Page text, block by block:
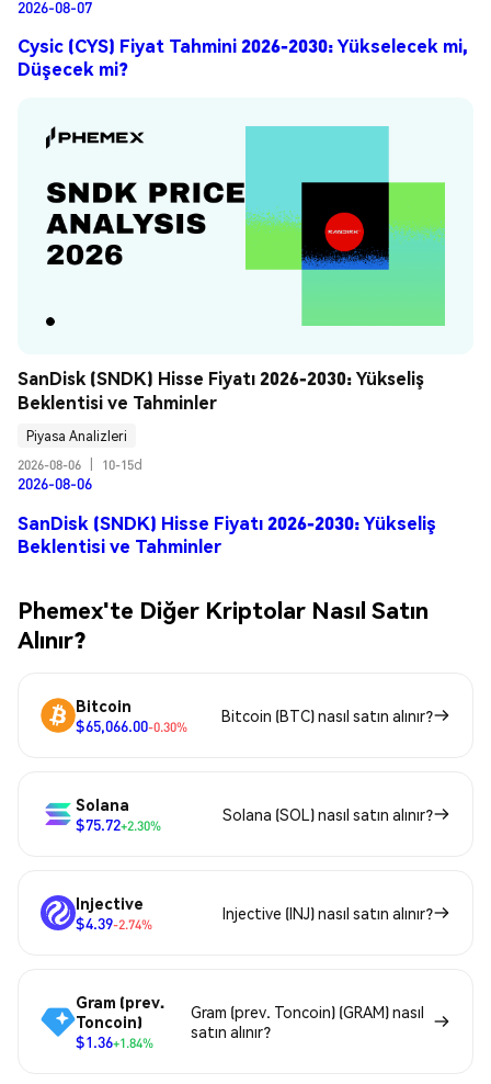
2026-08-07
Cysic (CYS) Fiyat Tahmini 2026-2030: Yükselecek mi,
Düşecek mi?
SanDisk (SNDK) Hisse Fiyatı 2026-2030: Yükseliş
Beklentisi ve Tahminler
Piyasa Analizleri
2026-08-06
10-15d
2026-08-06
SanDisk (SNDK) Hisse Fiyatı 2026-2030: Yükseliş
Beklentisi ve Tahminler
Phemex'te Diğer Kriptolar Nasıl Satın
Alınır?
Bitcoin
$65,066.00-0.30%
Bitcoin (BTC) nasıl satın alınır?
Solana
$75.72+2.30%
Solana (SOL) nasıl satın alınır?
Injective
$4.39-2.74%
Injective (INJ) nasıl satın alınır?
Gram (prev.
Toncoin)
$1.36+1.84%
Gram (prev. Toncoin) (GRAM) nasıl
satın alınır?